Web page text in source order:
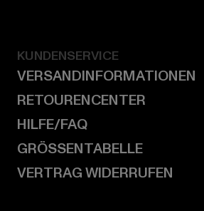
KUNDENSERVICE
VERSANDINFORMATIONEN
RETOURENCENTER
HILFE/FAQ
GRÖSSENTABELLE
VERTRAG WIDERRUFEN